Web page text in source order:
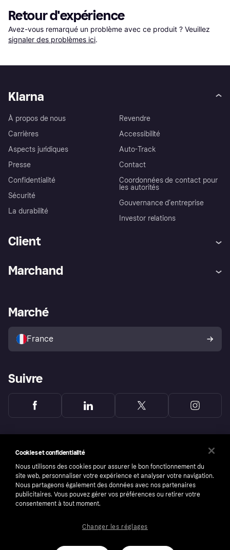
Retour d'expérience
Avez-vous remarqué un problème avec ce produit ? Veuillez
signaler des problèmes ici.
Klarna
À propos de nous
Carrières
Aspects juridiques
Presse
Confidentialité
Sécurité
La durabilité
Revendre
Accessibilité
Auto-Track
Contact
Coordonnées de contact pour
les autorités
Gouvernance d’entreprise
Investor relations
Client
Explorez les magasins
Politique de protection de
l’acheteur Klarna
Marchand
Portail Marchand
Marché
France
Suivre
number: 556737-0431
Cookies et confidentialité
Nous utilisons des cookies pour assurer le bon fonctionnement du
site web, personnaliser votre expérience et analyser votre navigation.
Nous partageons également des données avec nos partenaires
publicitaires. Vous pouvez gérer vos préférences ou retirer votre
consentement à tout moment.
Changer les réglages